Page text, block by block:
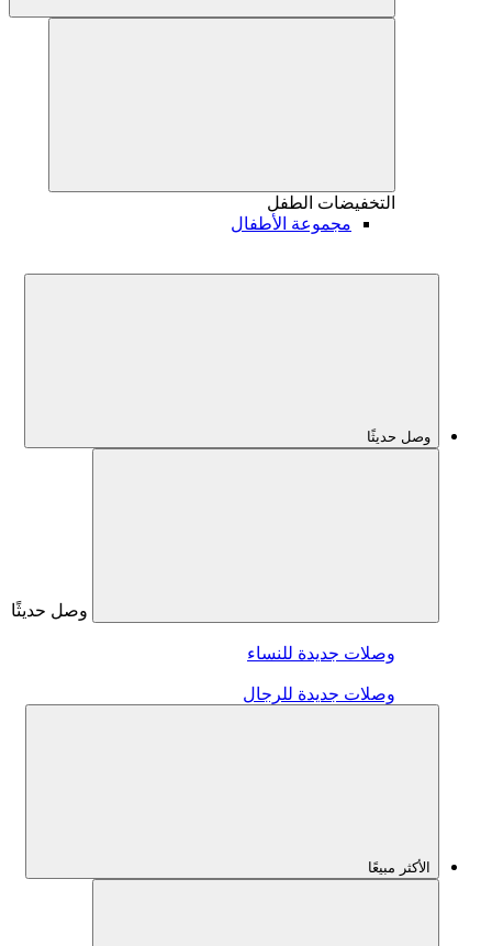
التخفيضات الطفل
مجموعة الأطفال
وصل حديثًا
وصل حديثًا
وصلات جديدة للنساء
وصلات جديدة للرجال
الأكثر مبيعًا